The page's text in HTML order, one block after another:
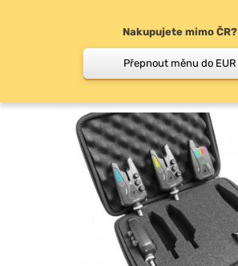
Sady signalizátorů
Nakupujete mimo ČR?
Přepnout měnu do EUR